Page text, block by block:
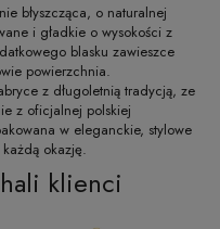
błyszcząca, o naturalnej
i gładkie o wysokości z
blasku zawieszce
powierzchnia.
z długoletnią tradycją, ze
z oficjalnej polskiej
w eleganckie, stylowe
okazję.
klienci